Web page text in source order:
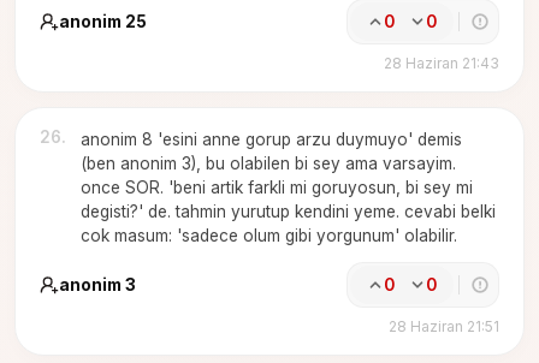
anonim 25 0 0
28 Haziran 21:43
26.
anonim 8 'esini anne gorup arzu duymuyo' demis
(ben anonim 3), bu olabilen bi sey ama varsayim.
once SOR. 'beni artik farkli mi goruyosun, bi sey mi
degisti?' de. tahmin yurutup kendini yeme. cevabi belki
cok masum: 'sadece olum gibi yorgunum' olabilir.
anonim 3 0 0
28 Haziran 21:51